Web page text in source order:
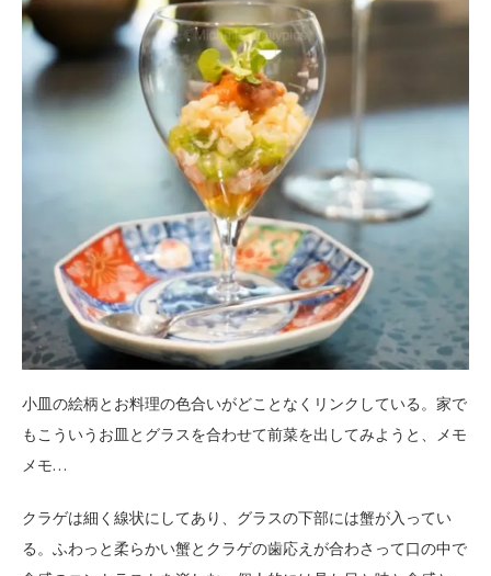
小皿の絵柄とお料理の色合いがどことなくリンクしている。家で
もこういうお皿とグラスを合わせて前菜を出してみようと、メモ
メモ…
クラゲは細く線状にしてあり、グラスの下部には蟹が入ってい
る。ふわっと柔らかい蟹とクラゲの歯応えが合わさって口の中で